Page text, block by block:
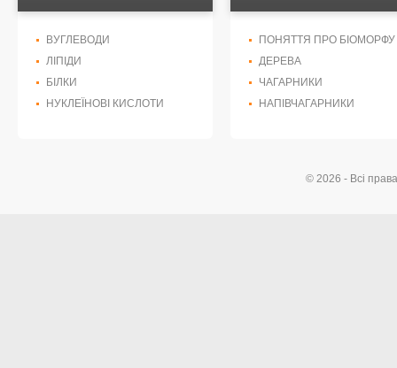
ВУГЛЕВОДИ
ЛІПІДИ
БІЛКИ
НУКЛЕЇНОВІ КИСЛОТИ
ПОНЯТТЯ ПРО БІОМОРФУ
ДЕРЕВА
ЧАГАРНИКИ
НАПІВЧАГАРНИКИ
© 2026 - Всі